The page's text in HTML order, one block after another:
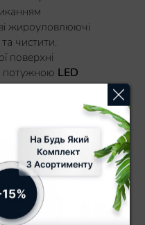
жироуловлюючі
чистити.
поверхні
потужною LED
у
550 м3/год